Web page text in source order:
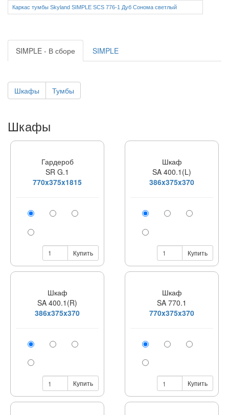
Каркас тумбы Skyland SIMPLE SCS 776-1 Дуб Сонома светлый
SIMPLE - В сборе SIMPLE
Шкафы Тумбы
Шкафы
Гардероб
SR G.1
770x375x1815
Купить
Шкаф
SA 400.1(L)
386x375x370
Купить
Шкаф
SA 400.1(R)
386x375x370
Купить
Шкаф
SA 770.1
770x375x370
Купить